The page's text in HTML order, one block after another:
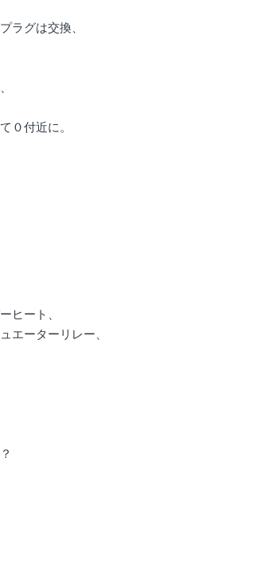
ラグは交換、
０付近に。
ヒート、
エーターリレー、